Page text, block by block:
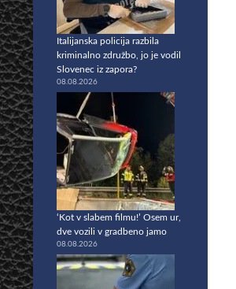
Italijanska policija razbila
kriminalno združbo, jo je vodil
Slovenec iz zapora?
08.08.2026
‘Kot v slabem filmu!’ Osem ur,
dve vozili v gradbeno jamo
08.08.2026